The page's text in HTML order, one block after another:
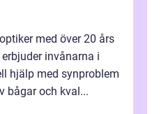
med över 20 års
invånarna i
hjälp med synproblem
bågar och kval...